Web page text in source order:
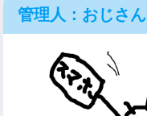
管理人：おじさん